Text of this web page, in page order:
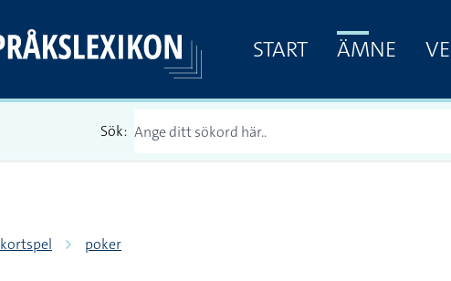
START ÄMNE
Sök:
kortspel poker